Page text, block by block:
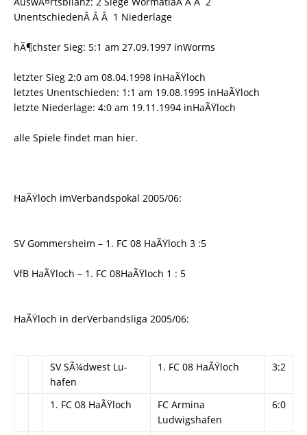
UnentschiedenÂ Â Â 1 Niederlage
hÃ¶chster Sieg: 5:1 am 27.09.1997 inWorms
letzter Sieg 2:0 am 08.04.1998 inHaÃŸloch
letztes Unentschieden: 1:1 am 19.08.1995 inHaÃŸloch
letzte Niederlage: 4:0 am 19.11.1994 inHaÃŸloch
alle Spiele findet man hier.
HaÃŸloch imVerbandspokal 2005/06:
SV Gommersheim – 1. FC 08 HaÃŸloch 3 :5
VfB HaÃŸloch – 1. FC 08HaÃŸloch 1 : 5
HaÃŸloch in derVerbandsliga 2005/06:
SV SÃ¼dwest Lu-
hafen
1. FC 08 HaÃŸloch 3:2
1. FC 08 HaÃŸloch
FC Armina
Ludwigshafen
6:0